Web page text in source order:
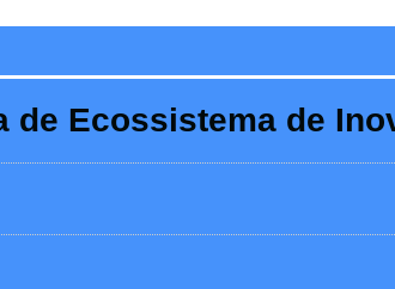
de Ecossistema de